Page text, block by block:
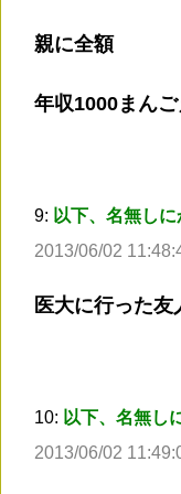
親に全額
年収1000まん
9: 以下、名無し
2013/06/02
医大に行った
10: 以下、名無し
2013/06/02